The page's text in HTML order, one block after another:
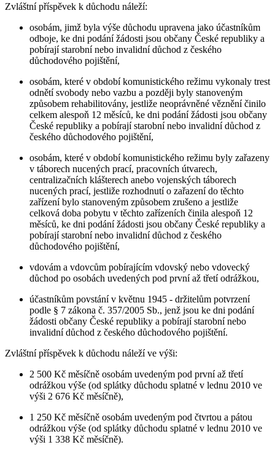
Zvláštní příspěvek k důchodu náleží:
osobám, jimž byla výše důchodu upravena jako účastníkům
odboje, ke dni podání žádosti jsou občany České republiky a
pobírají starobní nebo invalidní důchod z českého
důchodového pojištění,
osobám, které v období komunistického režimu vykonaly trest
odnětí svobody nebo vazbu a později byly stanoveným
způsobem rehabilitovány, jestliže neoprávněné věznění činilo
celkem alespoň 12 měsíců, ke dni podání žádosti jsou občany
České republiky a pobírají starobní nebo invalidní důchod z
českého důchodového pojištění,
osobám, které v období komunistického režimu byly zařazeny
v táborech nucených prací, pracovních útvarech,
centralizačních klášterech anebo vojenských táborech
nucených prací, jestliže rozhodnutí o zařazení do těchto
zařízení bylo stanoveným způsobem zrušeno a jestliže
celková doba pobytu v těchto zařízeních činila alespoň 12
měsíců, ke dni podání žádosti jsou občany České republiky a
pobírají starobní nebo invalidní důchod z českého
důchodového pojištění,
vdovám a vdovcům pobírajícím vdovský nebo vdovecký
důchod po osobách uvedených pod první až třetí odrážkou,
účastníkům povstání v květnu 1945 - držitelům potvrzení
podle § 7 zákona č. 357/2005 Sb., jenž jsou ke dni podání
žádosti občany České republiky a pobírají starobní nebo
invalidní důchod z českého důchodového pojištění.
Zvláštní příspěvek k důchodu náleží ve výši:
2 500 Kč měsíčně osobám uvedeným pod první až třetí
odrážkou výše (od splátky důchodu splatné v lednu 2010 ve
výši 2 676 Kč měsíčně),
1 250 Kč měsíčně osobám uvedeným pod čtvrtou a pátou
odrážkou výše (od splátky důchodu splatné v lednu 2010 ve
výši 1 338 Kč měsíčně).